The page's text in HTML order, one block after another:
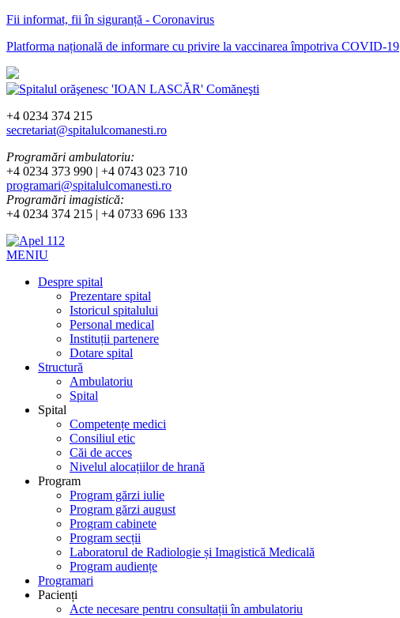
Fii informat, fii în siguranță - Coronavirus
Platforma națională de informare cu privire la vaccinarea împotriva COVID-19
+4 0234 374 215
secretariat@spitalulcomanesti.ro
Programări ambulatoriu:
+4 0234 373 990 | +4 0743 023 710
programari@spitalulcomanesti.ro
Programări imagistică:
+4 0234 374 215 | +4 0733 696 133
MENIU
Despre spital
Prezentare spital
Istoricul spitalului
Personal medical
Instituții partenere
Dotare spital
Structură
Ambulatoriu
Spital
Spital
Competențe medici
Consiliul etic
Căi de acces
Nivelul alocațiilor de hrană
Program
Program gărzi iulie
Program gărzi august
Program cabinete
Program secții
Laboratorul de Radiologie și Imagistică Medicală
Program audiențe
Programari
Pacienți
Acte necesare pentru consultații în ambulatoriu